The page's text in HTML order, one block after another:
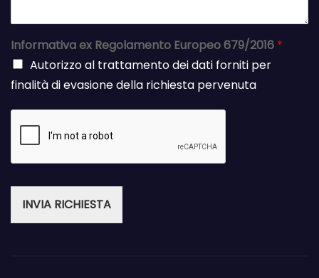
Informativa ex Regolamento Europeo 679/2016 *
Autorizzo al trattamento dei dati forniti per
finalità di evasione della richiesta pervenuta
INVIA RICHIESTA